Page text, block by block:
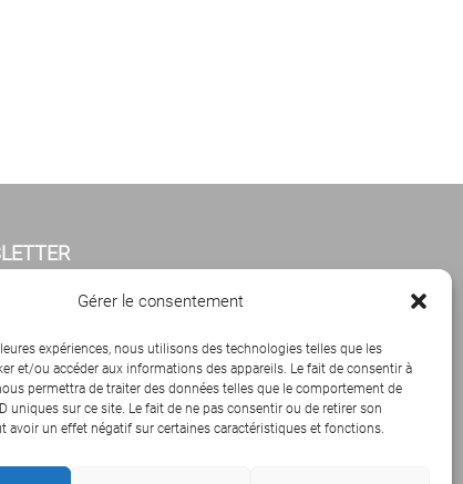
Gérer le consentement
expériences, nous utilisons des technologies telles que les
et/ou accéder aux informations des appareils. Le fait de consentir à
permettra de traiter des données telles que le comportement de
uniques sur ce site. Le fait de ne pas consentir ou de retirer son
avoir un effet négatif sur certaines caractéristiques et fonctions.
ci-dessous pour vous abonner à notre